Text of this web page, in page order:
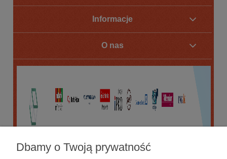
Informacje
O nas
Dbamy o Twoją prywatność